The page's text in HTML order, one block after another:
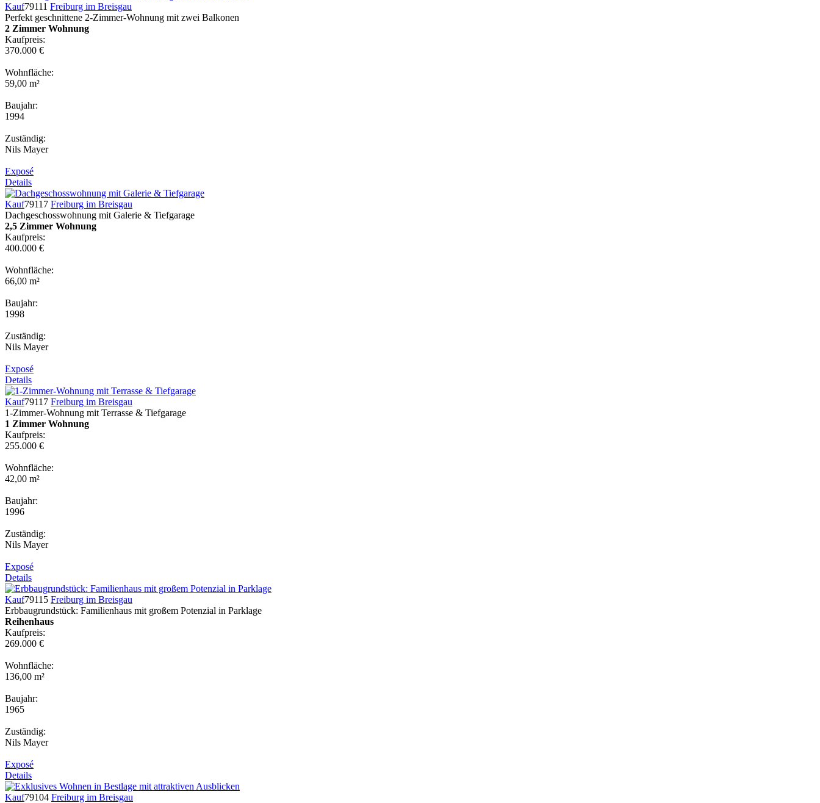
Kauf79111 Freiburg im Breisgau
Perfekt geschnittene 2-Zimmer-Wohnung mit zwei Balkonen
2 Zimmer Wohnung
Kaufpreis:
370.000 €
Wohnfläche:
59,00 m²
Baujahr:
1994
Zuständig:
Nils Mayer
Exposé
Details
Kauf79117 Freiburg im Breisgau
Dachgeschosswohnung mit Galerie & Tiefgarage
2,5 Zimmer Wohnung
Kaufpreis:
400.000 €
Wohnfläche:
66,00 m²
Baujahr:
1998
Zuständig:
Nils Mayer
Exposé
Details
Kauf79117 Freiburg im Breisgau
1-Zimmer-Wohnung mit Terrasse & Tiefgarage
1 Zimmer Wohnung
Kaufpreis:
255.000 €
Wohnfläche:
42,00 m²
Baujahr:
1996
Zuständig:
Nils Mayer
Exposé
Details
Kauf79115 Freiburg im Breisgau
Erbbaugrundstück: Familienhaus mit großem Potenzial in Parklage
Reihenhaus
Kaufpreis:
269.000 €
Wohnfläche:
136,00 m²
Baujahr:
1965
Zuständig:
Nils Mayer
Exposé
Details
Kauf79104 Freiburg im Breisgau